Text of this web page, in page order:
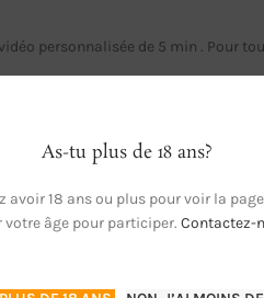
As-tu plus de 18 ans?
avoir 18 ans ou plus pour voir la
votre âge pour participer. Contactez-
personnalisée de 5 min . Pour
-25%